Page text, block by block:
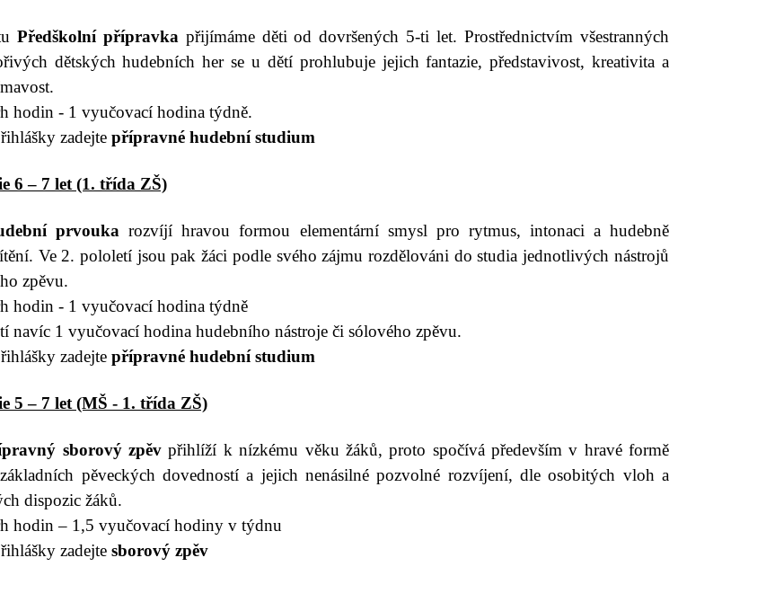
Předškolní přípravka přijímáme děti od dovršených 5-ti let. Prostřednictvím všestranných
dětských hudebních her se u dětí prohlubuje jejich fantazie, představivost, kreativita a
hodin - 1 vyučovací hodina týdně.
zadejtepřípravné hudební studium
6 – 7 let (1. třída ZŠ)
prvoukarozvíjí hravou formou elementární smysl pro rytmus, intonaci a hudebně
Ve 2. pololetí jsou pak žáci podle svého zájmu rozdělováni do studia jednotlivých nástrojů
zpěvu.
hodin - 1 vyučovací hodina týdně
navíc 1 vyučovací hodina hudebního nástroje či sólového zpěvu.
zadejte přípravné hudební studium
5 – 7 let (MŠ - 1. třída ZŠ)
sborový zpěvpřihlíží k nízkému věku žáků, proto spočívá především v hravé formě
pěveckých dovedností a jejich nenásilné pozvolné rozvíjení, dle osobitých vloh a
dispozic žáků.
hodin – 1,5 vyučovací hodiny v týdnu
zadejte sborový zpěv